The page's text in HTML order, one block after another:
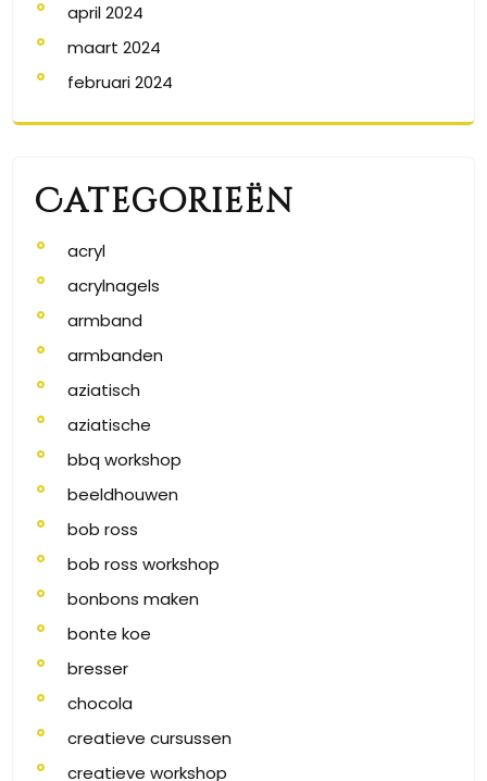
april 2024
maart 2024
februari 2024
Categorieën
acryl
acrylnagels
armband
armbanden
aziatisch
aziatische
bbq workshop
beeldhouwen
bob ross
bob ross workshop
bonbons maken
bonte koe
bresser
chocola
creatieve cursussen
creatieve workshop